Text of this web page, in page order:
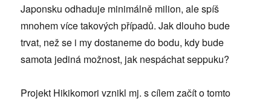
Japonsku odhaduje minimálně milion, ale spíš
mnohem více takových případů. Jak dlouho bude
trvat, než se i my dostaneme do bodu, kdy bude
samota jediná možnost, jak nespáchat seppuku?
Projekt Hikikomori vznikl mj. s cílem začít o tomto